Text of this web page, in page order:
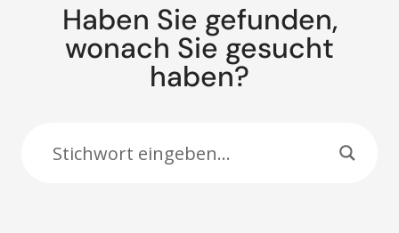
Haben Sie gefunden,
wonach Sie gesucht
haben?